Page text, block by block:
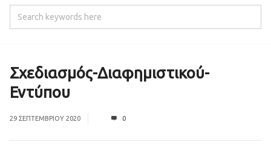
Σχεδιασμός-Διαφημιστικού-
Εντύπου
29 ΣΕΠΤΕΜΒΡΊΟΥ 2020 0